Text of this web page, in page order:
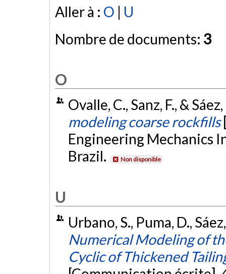
Aller à : O | U
Nombre de documents: 3
O
Ovalle, C., Sanz, F., &
modeling coarse rockfills
Engineering Mechanics
Brazil.
Non disponible
U
Urbano, S., Puma, D.,
Numerical Modeling of
Cyclic of Thickened